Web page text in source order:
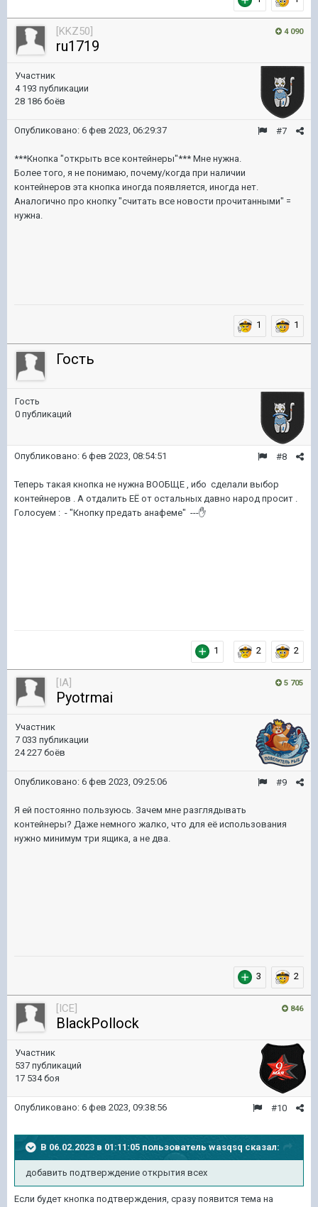
4 090
[KKZ50]
ru1719
Участник
4 193 публикации
28 186 боёв
#7
Опубликовано: 6 фев 2023, 06:29:37
***Кнопка "открыть все контейнеры"*** Мне нужна.
Более того, я не понимаю, почему/когда при наличии
контейнеров эта кнопка иногда появляется, иногда нет.
Аналогично про кнопку "считать все новости прочитанными" =
нужна.
1 1
Гость
Гость
0 публикаций
#8
Опубликовано: 6 фев 2023, 08:54:51
Теперь такая кнопка не нужна ВООБЩЕ , ибо сделали выбор
контейнеров . А отдалить ЕЁ от остальных давно народ просит .
Голосуем : - "Кнопку предать анафеме" ---✋
1 2 2
5 705
[IA]
Pyotrmai
Участник
7 033 публикации
24 227 боёв
#9
Опубликовано: 6 фев 2023, 09:25:06
Я ей постоянно пользуюсь. Зачем мне разглядывать
контейнеры? Даже немного жалко, что для её использования
нужно минимум три ящика, а не два.
3 2
846
[ICE]
BlackPollock
Участник
537 публикаций
17 534 боя
#10
Опубликовано: 6 фев 2023, 09:38:56
В 06.02.2023 в 01:11:05 пользователь wasqsq сказал:
добавить подтверждение открытия всех
Если будет кнопка подтверждения, сразу появится тема на